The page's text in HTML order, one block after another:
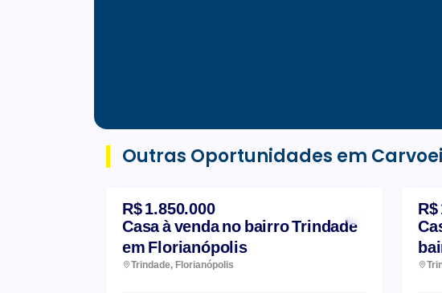
Outras Oportunidades em
R$ 1.850.000
Casa à venda no bairro Trindade
em Florianópolis
Trindade, Florianópolis